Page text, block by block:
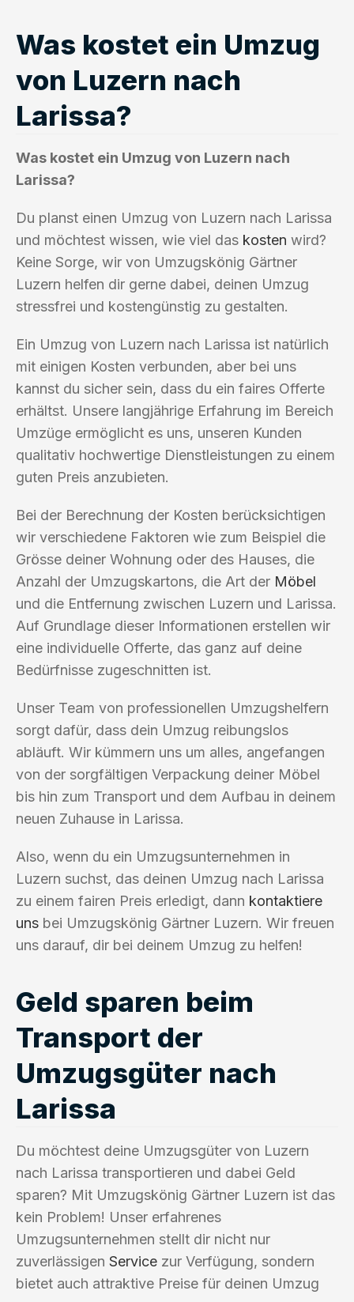
Was kostet ein Umzug
von Luzern nach
Larissa?
Was kostet ein Umzug von Luzern nach
Larissa?
Du planst einen Umzug von Luzern nach Larissa
und möchtest wissen, wie viel das kosten wird?
Keine Sorge, wir von Umzugskönig Gärtner
Luzern helfen dir gerne dabei, deinen Umzug
stressfrei und kostengünstig zu gestalten.
Ein Umzug von Luzern nach Larissa ist natürlich
mit einigen Kosten verbunden, aber bei uns
kannst du sicher sein, dass du ein faires Offerte
erhältst. Unsere langjährige Erfahrung im Bereich
Umzüge ermöglicht es uns, unseren Kunden
qualitativ hochwertige Dienstleistungen zu einem
guten Preis anzubieten.
Bei der Berechnung der Kosten berücksichtigen
wir verschiedene Faktoren wie zum Beispiel die
Grösse deiner Wohnung oder des Hauses, die
Anzahl der Umzugskartons, die Art der Möbel
und die Entfernung zwischen Luzern und Larissa.
Auf Grundlage dieser Informationen erstellen wir
eine individuelle Offerte, das ganz auf deine
Bedürfnisse zugeschnitten ist.
Unser Team von professionellen Umzugshelfern
sorgt dafür, dass dein Umzug reibungslos
abläuft. Wir kümmern uns um alles, angefangen
von der sorgfältigen Verpackung deiner Möbel
bis hin zum Transport und dem Aufbau in deinem
neuen Zuhause in Larissa.
Also, wenn du ein Umzugsunternehmen in
Luzern suchst, das deinen Umzug nach Larissa
zu einem fairen Preis erledigt, dann kontaktiere
uns bei Umzugskönig Gärtner Luzern. Wir freuen
uns darauf, dir bei deinem Umzug zu helfen!
Geld sparen beim
Transport der
Umzugsgüter nach
Larissa
Du möchtest deine Umzugsgüter von Luzern
nach Larissa transportieren und dabei Geld
sparen? Mit Umzugskönig Gärtner Luzern ist das
kein Problem! Unser erfahrenes
Umzugsunternehmen stellt dir nicht nur
zuverlässigen Service zur Verfügung, sondern
bietet auch attraktive Preise für deinen Umzug